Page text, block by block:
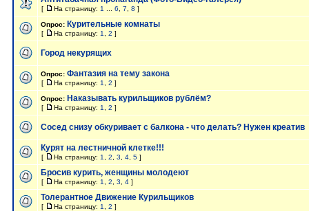
[ На страницу: 1 6 7 8 ]
Опрос: Курительные комнаты
[ На страницу: 1 2 ]
Город некурящих
Опрос: Фантазия на тему закона
[ На страницу: 1 2 ]
Опрос: Наказывать курильщиков рублём?
[ На страницу: 1 2 ]
Сосед снизу обкуривает с балкона - что делать? Нужен креатив
Курят на лестничной клетке!!!
[ На страницу: 1 2 3 4 5 ]
Бросив курить, женщины молодеют
[ На страницу: 1 2 3 4 ]
Толерантное Движение Курильщиков
[ На страницу: 1 2 ]